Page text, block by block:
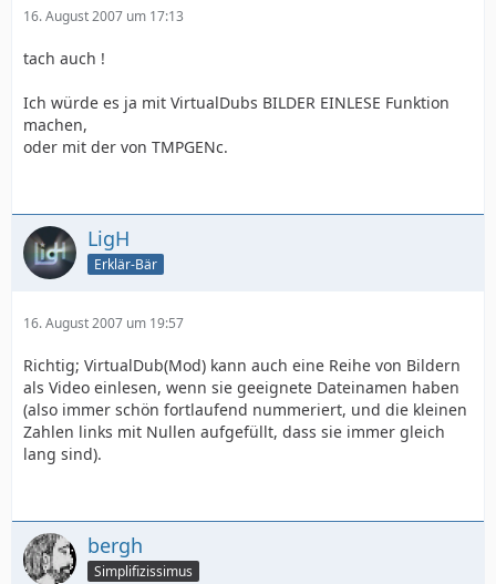
16. August 2007 um 17:13
tach auch !
Ich würde es ja mit VirtualDubs BILDER EINLESE Funktion
machen,
oder mit der von TMPGENc.
LigH
Erklär-Bär
16. August 2007 um 19:57
Richtig; VirtualDub(Mod) kann auch eine Reihe von Bildern
als Video einlesen, wenn sie geeignete Dateinamen haben
(also immer schön fortlaufend nummeriert, und die kleinen
Zahlen links mit Nullen aufgefüllt, dass sie immer gleich
lang sind).
bergh
Simplifizissimus